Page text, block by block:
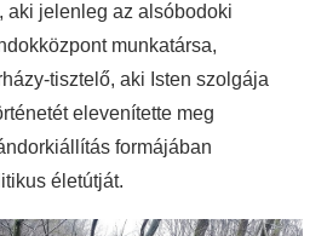
aki jelenleg az alsóbodoki
munkatársa,
tisztelő, aki Isten szolgája
elevenítette meg
formájában
életútját.